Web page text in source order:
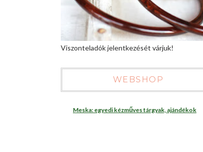
Viszonteladók jelentkezését várjuk!
WEBSHOP
Meska: egyedi kézműves tárgyak, ajándékok